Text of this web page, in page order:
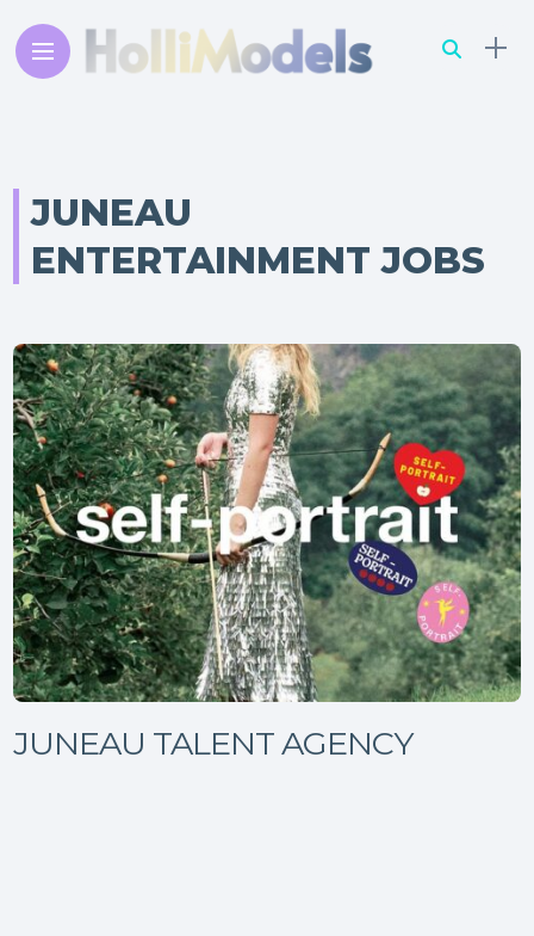
JUNEAU
ENTERTAINMENT JOBS
JUNEAU TALENT AGENCY